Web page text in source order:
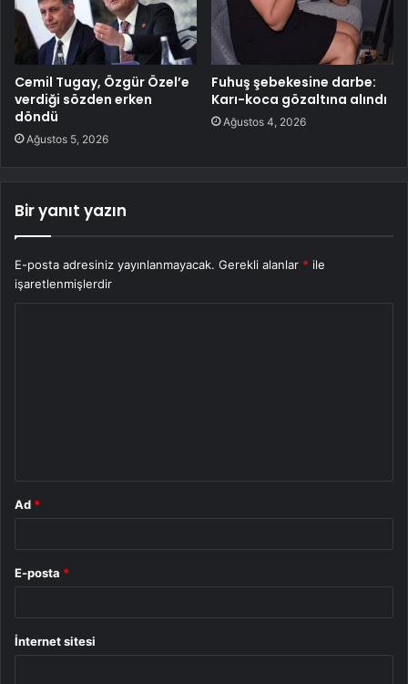
Cemil Tugay, Özgür Özel’e
verdiği sözden erken
döndü
Ağustos 5, 2026
Fuhuş şebekesine darbe:
Karı-koca gözaltına alındı
Ağustos 4, 2026
Bir yanıt yazın
E-posta adresiniz yayınlanmayacak. Gerekli alanlar * ile
işaretlenmişlerdir
Ad *
E-posta *
İnternet sitesi